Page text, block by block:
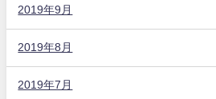
2019年9月
2019年8月
2019年7月